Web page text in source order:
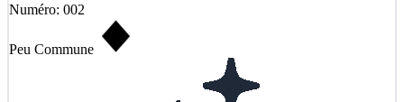
Numéro: 002
Peu Commune